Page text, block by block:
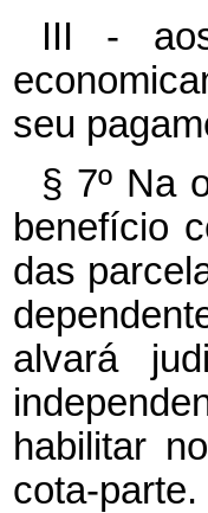
III -
seu
§ 7º Na
benefício
das
alvará
habilitar
cota-parte.